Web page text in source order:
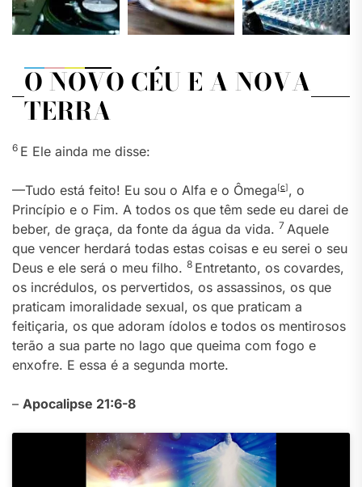
O NOVO CÉU E A NOVA
TERRA
6 E Ele ainda me disse:
—Tudo está feito! Eu sou o Alfa e o Ômega[c], o
Princípio e o Fim. A todos os que têm sede eu darei de
beber, de graça, da fonte da água da vida. 7 Aquele
que vencer herdará todas estas coisas e eu serei o seu
Deus e ele será o meu filho. 8 Entretanto, os covardes,
os incrédulos, os pervertidos, os assassinos, os que
praticam imoralidade sexual, os que praticam a
feitiçaria, os que adoram ídolos e todos os mentirosos
terão a sua parte no lago que queima com fogo e
enxofre. E essa é a segunda morte.
– Apocalipse 21:6-8